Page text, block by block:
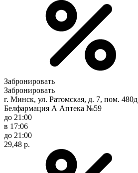
Забронировать
Забронировать
г. Минск, ул. Ратомская, д. 7, пом. 480д
Белфармация А Аптека №59
до 21:00
в 17:06
до 21:00
29,48 р.